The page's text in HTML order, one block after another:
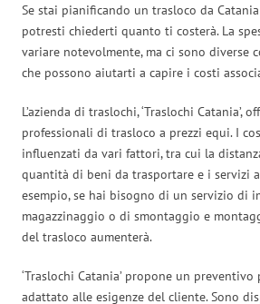
Se stai pianificando un trasloco da
potresti chiederti quanto ti costerà. La
variare notevolmente, ma ci sono diverse
che possono aiutarti a capire i costi
L’azienda di traslochi, ‘Traslochi Catania’,
professionali di trasloco a prezzi equi. I
influenzati da vari fattori, tra cui la
quantità di beni da trasportare e i servizi
esempio, se hai bisogno di un servizio di
magazzinaggio o di smontaggio e
del trasloco aumenterà.
‘Traslochi Catania’ propone un preventivo
adattato alle esigenze del cliente. Sono